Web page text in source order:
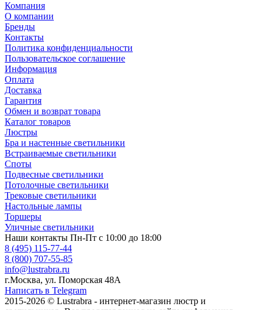
Компания
О компании
Бренды
Контакты
Политика конфиденциальности
Пользовательское соглашение
Информация
Оплата
Доставка
Гарантия
Обмен и возврат товара
Каталог товаров
Люстры
Бра и настенные светильники
Встраиваемые светильники
Споты
Подвесные светильники
Потолочные светильники
Трековые светильники
Настольные лампы
Торшеры
Уличные светильники
Наши контакты Пн-Пт с 10:00 до 18:00
8 (495) 115-77-44
8 (800) 707-55-85
info@lustrabra.ru
г.Москва, ул. Поморская 48А
Написать в Telegram
2015-2026 © Lustrabra - интернет-магазин люстр и